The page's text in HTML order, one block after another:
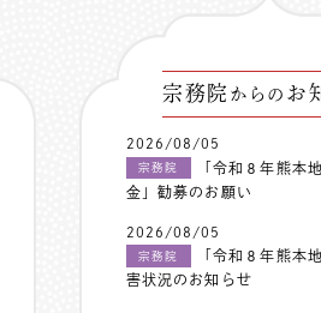
宗務院 からの お
2026/08/05
宗務院
「令和８年熊本
金」勧募のお願い
2026/08/05
宗務院
「令和８年熊本
害状況のお知らせ